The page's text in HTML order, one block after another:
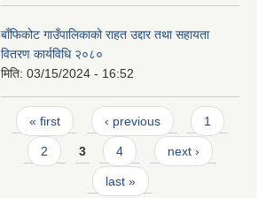
बाँफिकोट गाउँपालिकाको राहत उद्दार तथा सहायता
वितरण कार्यविधि २०८०
मिति: 03/15/2024 - 16:52
Pages
« first ‹ previous 1
2 3 4 next ›
last »